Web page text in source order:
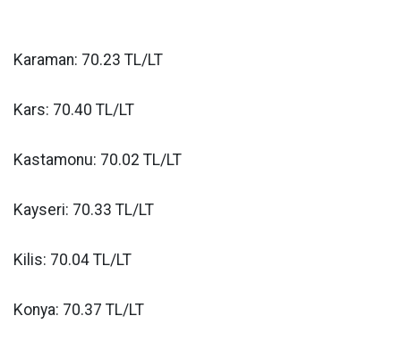
Karaman: 70.23 TL/LT
Kars: 70.40 TL/LT
Kastamonu: 70.02 TL/LT
Kayseri: 70.33 TL/LT
Kilis: 70.04 TL/LT
Konya: 70.37 TL/LT